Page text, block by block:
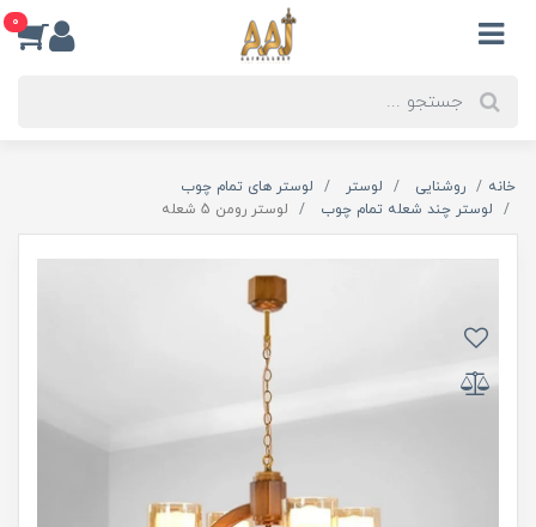
0
خانه روشنایی لوستر
لوستر های تمام چوب
لوستر چند شعله تمام چوب
لوستر رومن 5 شعله